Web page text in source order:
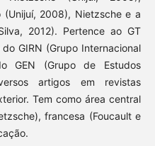
2008), Nietzsche e a
2012). Pertence ao GT
GIRN (Grupo Internacional
GEN (Grupo de Estudos
artigos em revistas
Tem como área central
francesa (Foucault e